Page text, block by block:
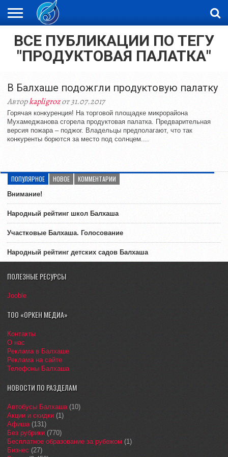
ЖАҢАЛЫҚТАР
НОВОСТИ
ВИДЕО
ФОТОРЕПОРТАЖИ
ОРКЕН
LIVETV
ВСЕ ПУБЛИКАЦИИ ПО ТЕГУ
"ПРОДУКТОВАЯ ПАЛАТКА"
В Балхаше подожгли продуктовую палатку
Авторkapligrozот 31.07.2017
Горячая конкуренция! На торговой площадке микрорайона
Мухамеджанова сгорела продуктовая палатка. Предварительная
версия пожара – поджог. Владельцы предполагают, что так
конкуренты борются за место под солнцем....
ПОПУЛЯРНОЕ НОВОЕ КОММЕНТАРИИ
Внимание!
Народный рейтинг школ Балхаша
Участковые Балхаша. Голосование
Народный рейтинг детских садов Балхаша
ПОЛЕЗНЫЕ РЕСУРСЫ
Jooble
ТОО «ОРКЕН МЕДИА»
Контакты
О нас
Реклама в Балхаше
Реклама на сайте
Телефоны Балхаша
НОВОСТИ ПО РАЗДЕЛАМ
Автобусы Балхаша(10)
Акции и скидки (1)
Афиша(131)
Без рубрики (770)
Бесплатное образование за рубежом (1)
Бизнес (27)